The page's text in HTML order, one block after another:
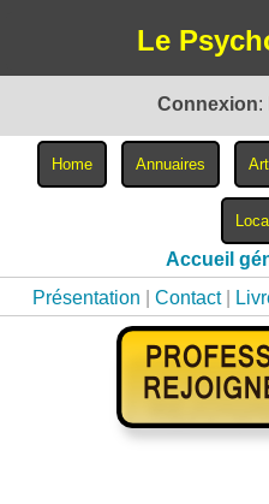
Le
Connexion:
Accueil
Présentation
Contact